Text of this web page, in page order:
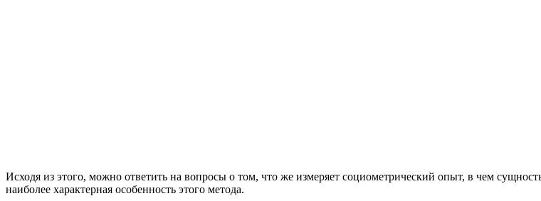
Исходя из этого, можно ответить на вопросы о том, что же измеряет социометрический опыт, в чем
наиболее характерная особенность этого метода.